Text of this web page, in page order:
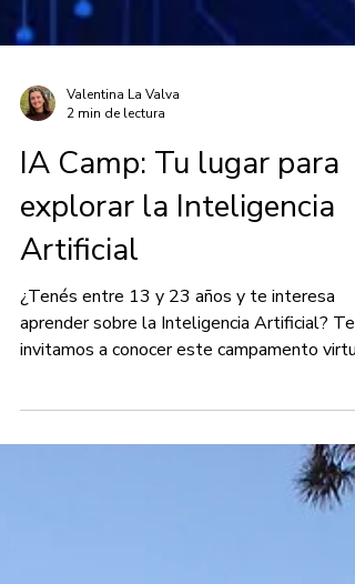
2 min de lectura
IA Camp: Tu lugar para
explorar la Inteligencia
Artificial
¿Tenés entre 13 y 23 años y te interesa